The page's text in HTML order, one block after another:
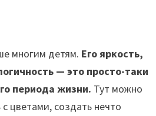
многим детям. Его яркость,
— это просто-таки
периода жизни. Тут можно
цветами, создать нечто